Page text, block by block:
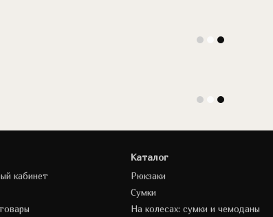
кабинет
Каталог
Рюкзаки
Сумки
На колесах: сумки и чемоданы